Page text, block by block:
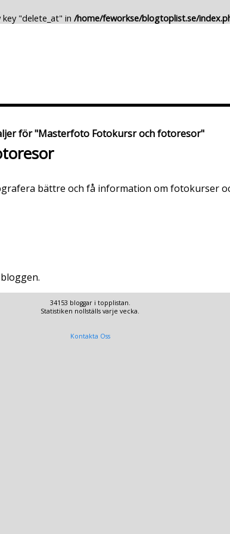
"delete_at" in /home/feworkse/blogtoplist.se/
för "Masterfoto Fotokursr och fotoresor"
bättre och få information om fotokurser
34153 bloggar i topplistan.
Statistiken nollställs varje vecka.
Kontakta Oss